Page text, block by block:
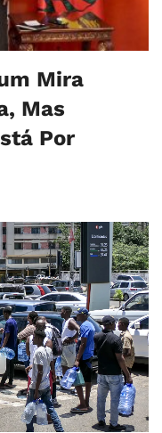
Mira
Mas
Por